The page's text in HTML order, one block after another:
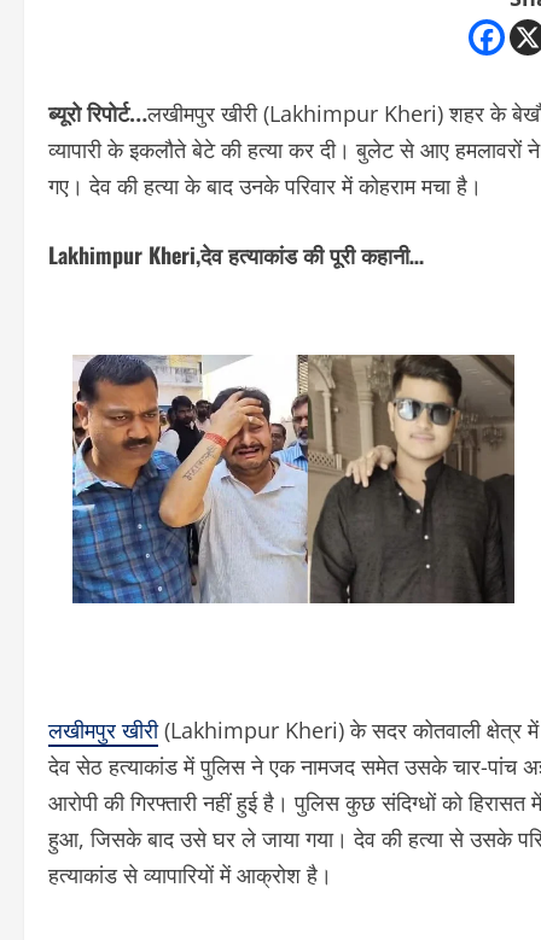
ब्यूरो रिपोर्ट…लखीमपुर खीरी (Lakhimpur Kheri) शहर के बेखौफ
व्यापारी के इकलौते बेटे की हत्या कर दी। बुलेट से आए हमलावरों
गए। देव की हत्या के बाद उनके परिवार में कोहराम मचा है।
Lakhimpur Kheri,देव हत्याकांड की पूरी कहानी…
लखीमपुर खीरी(Lakhimpur Kheri) के सदर कोतवाली क्षेत्र में
देव सेठ हत्याकांड में पुलिस ने एक नामजद समेत उसके चार-पांच
आरोपी की गिरफ्तारी नहीं हुई है। पुलिस कुछ संदिग्धों को
हुआ, जिसके बाद उसे घर ले जाया गया। देव की हत्या से उसके
हत्याकांड से व्यापारियों में आक्रोश है।